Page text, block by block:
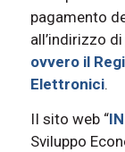
pagamento
all’indirizzo
ovvero il
Elettronici.
II sito web “
Sviluppo